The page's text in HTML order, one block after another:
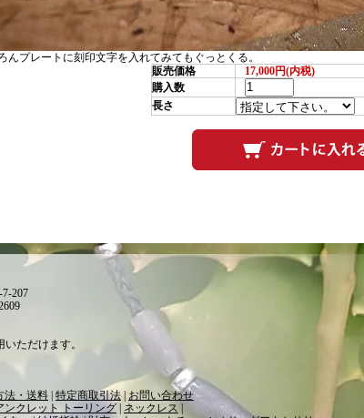
んプレートに刻印文字を入れてみてもぐっとくる。
販売価格
17,000円(内税)
購入数
長さ
207
ただけます。
法・送料 特定商取引法
お問い合わせ
ンクレット トーリング
ネックレス